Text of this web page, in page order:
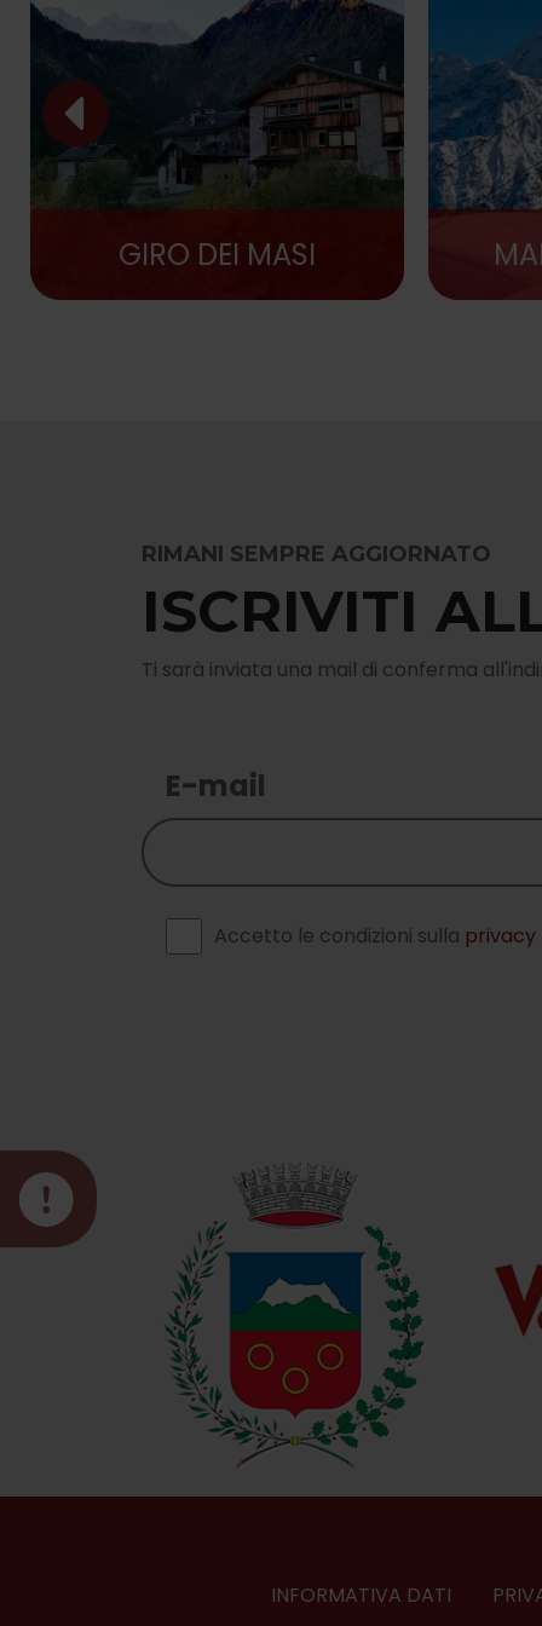
GIRO DEI MASI
RIMANI SEMPRE AGGIORNATO
ISCRIVITI
Ti sarà inviata una mail di conferma
E-mail
Accetto le condizioni sulla privacy
INFORMATIVA DATI